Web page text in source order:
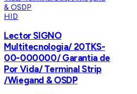
HID
Lector SIGNO
Multitecnologia/ 20TKS-
00-000000/ Garantia de
Por Vida/ Terminal Strip
/Wiegand & OSDP